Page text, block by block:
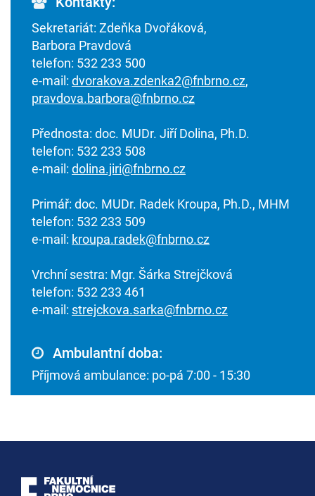
Sekretariát: Zdeňka Dvořáková,
Barbora Pravdová
telefon: 532 233 500
e-mail: dvorakova.zdenka2@fnbrno.cz,
pravdova.barbora@fnbrno.cz
Přednosta: doc. MUDr. Jiří Dolina, Ph.D.
telefon: 532 233 508
e-mail: dolina.jiri@fnbrno.cz
Primář: doc. MUDr. Radek Kroupa, Ph.D., MHM
telefon: 532 233 509
e-mail: kroupa.radek@fnbrno.cz
Vrchní sestra: Mgr. Šárka Strejčková
telefon: 532 233 461
e-mail: strejckova.sarka@fnbrno.cz
Ambulantní doba:
Příjmová ambulance: po-pá 7:00 - 15:30